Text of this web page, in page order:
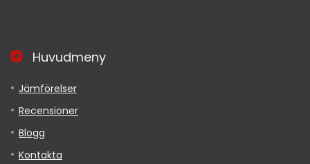
Huvudmeny
Jämförelser
Recensioner
Blogg
Kontakta